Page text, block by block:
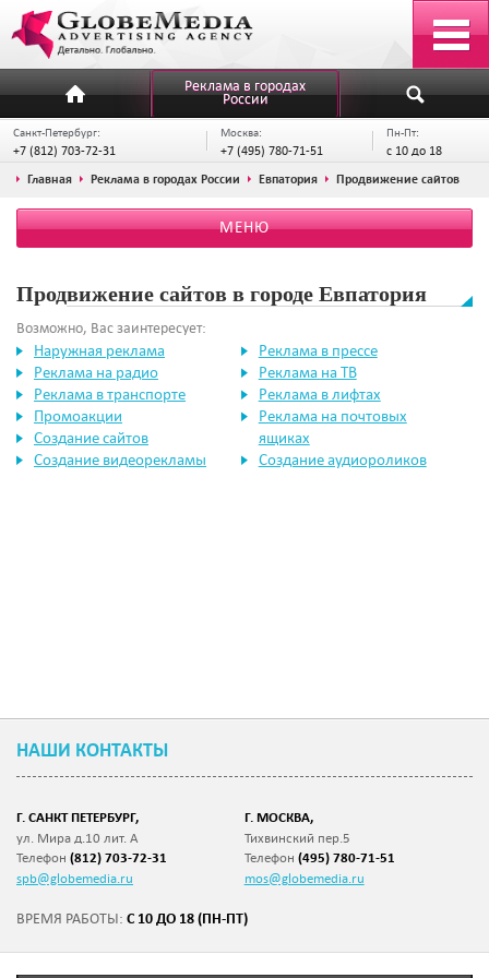
Реклама в городах
России
Санкт-Петербург:
+7 (812) 703-72-31
Москва:
+7 (495) 780-71-51
Пн-Пт:
с 10 до 18
Главная Реклама в городах России Евпатория Продвижение сайтов
МЕНЮ
Продвижение сайтов в городе Евпатория
Возможно, Вас заинтересует:
Наружная реклама
Реклама на радио
Реклама в транспорте
Промоакции
Создание сайтов
Создание видеорекламы
Реклама в прессе
Реклама на ТВ
Реклама в лифтах
Реклама на почтовых
ящиках
Создание аудиороликов
НАШИ КОНТАКТЫ
Г. САНКТ ПЕТЕРБУРГ,
ул. Мира д.10 лит. А
Телефон (812) 703-72-31
spb@globemedia.ru
Г. МОСКВА,
Тихвинский пер.5
Телефон (495) 780-71-51
mos@globemedia.ru
ВРЕМЯ РАБОТЫ: С 10 ДО 18 (ПН-ПТ)